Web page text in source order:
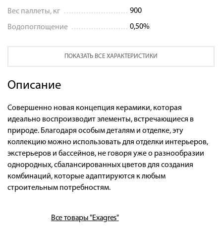
Вес паллеты, кг 900
Водопоглощение 0,50%
ПОКАЗАТЬ ВСЕ ХАРАКТЕРИСТИКИ
Описание
Совершенно новая концепция керамики, которая
идеально воспроизводит элементы, встречающиеся в
природе. Благодаря особым деталям и отделке, эту
коллекцию можно использовать для отделки интерьеров,
экстерьеров и бассейнов, не говоря уже о разнообразии
однородных, сбалансированных цветов для создания
комбинаций, которые адаптируются к любым
строительным потребностям.
Все товары "Exagres"